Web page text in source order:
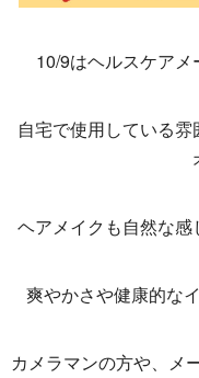
10/9はヘルスケアメ
自宅で使用している
ヘアメイクも自然な感
爽やかさや健康的な
カメラマンの方や、メ